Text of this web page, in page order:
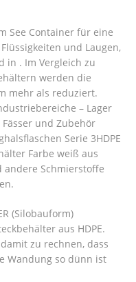
See Container für eine
und Laugen,
in . Im Vergleich zu
werden die
mehr als reduziert.
– Lager
und Zubehör
Serie 3HDPE
Farbe weiß aus
andere Schmierstoffe
(Silobauform)
aus HDPE.
zu rechnen, dass
Wandung so dünn ist